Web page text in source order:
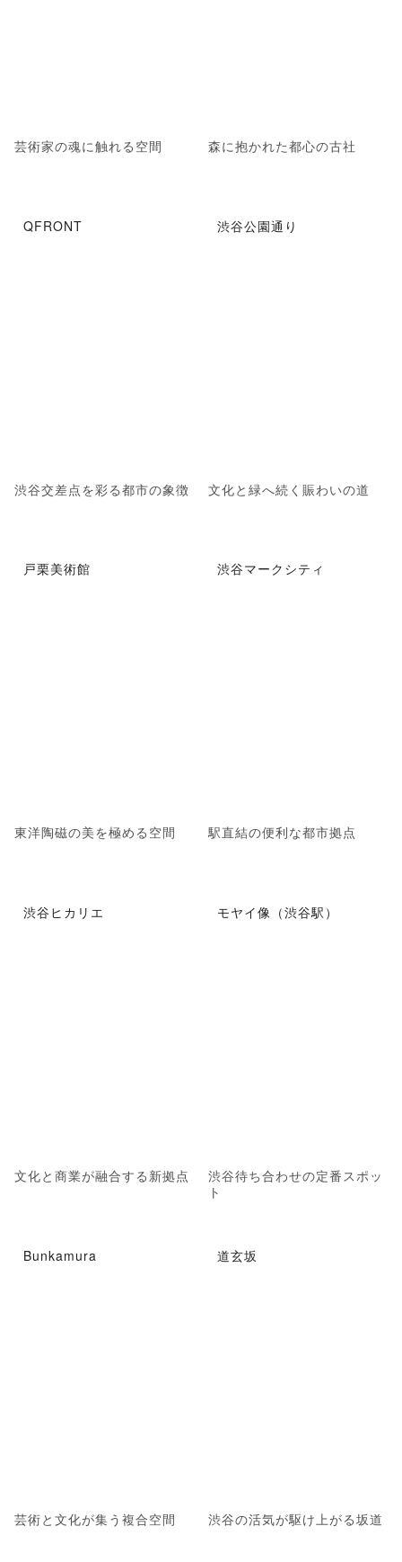
芸術家の魂に触れる空間 森に抱かれた都心の古社
QFRONT
渋谷交差点を彩る都市の象徴
渋谷公園通り
文化と緑へ続く賑わいの道
戸栗美術館
東洋陶磁の美を極める空間
渋谷マークシティ
駅直結の便利な都市拠点
渋谷ヒカリエ
文化と商業が融合する新拠点
モヤイ像（渋谷駅）
渋谷待ち合わせの定番スポッ
ト
Bunkamura
芸術と文化が集う複合空間
道玄坂
渋谷の活気が駆け上がる坂道